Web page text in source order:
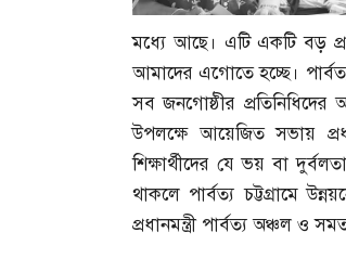
মধ্যে আছে। এটি একটি বড়
আমাদের এগোতে হচ্ছে।
সব জনগোষ্ঠীর
উপলক্ষে আয়েজিত সভায়
শিক্ষার্থীদের যে ভয় বা
থাকলে পার্বত্য চট্টগ্রামে
প্রধানমন্ত্রী পার্বত্য অঞ্চল ও